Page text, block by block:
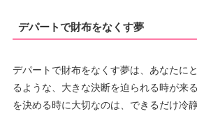
デパートで財布をなくす夢
デパートで財布をなくす夢は、あなたに
るような、大きな決断を迫られる時が来
を決める時に大切なのは、できるだけ冷